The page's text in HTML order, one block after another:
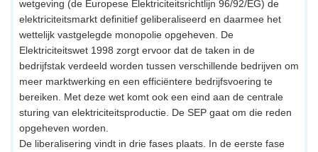
wetgeving (de Europese Elektriciteitsrichtlijn 96/92/EG) de
elektriciteitsmarkt definitief geliberaliseerd en daarmee het
wettelijk vastgelegde monopolie opgeheven. De
Elektriciteitswet 1998 zorgt ervoor dat de taken in de
bedrijfstak verdeeld worden tussen verschillende bedrijven om
meer marktwerking en een efficiëntere bedrijfsvoering te
bereiken. Met deze wet komt ook een eind aan de centrale
sturing van elektriciteitsproductie. De SEP gaat om die reden
opgeheven worden.
De liberalisering vindt in drie fases plaats. In de eerste fase